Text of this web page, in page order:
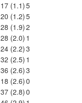
17 (1.1)5
20 (1.2)5
28 (1.9)2
28 (2.0) 1
24 (2.2)3
32 (2.5) 1
36 (2.6)3
18 (2.6)0
37 (2.8)0